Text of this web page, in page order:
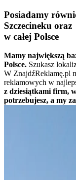
Posiadamy
Szczecineku oraz
w całej Polsce
Mamy największą
Polsce. Szukasz
W ZnajdźReklamę.pl
reklamowych w
z dziesiątkami firm,
potrzebujesz, a my